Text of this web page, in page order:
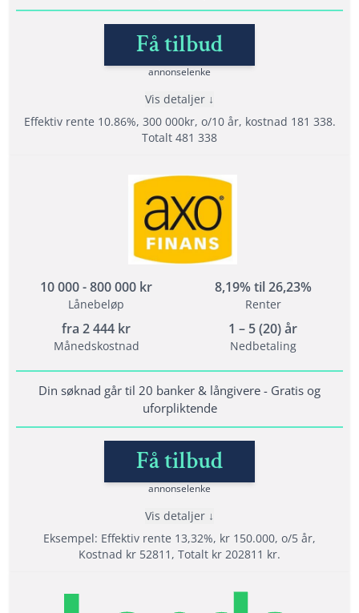
Nedbetalingstid: 1 - 15 år
Effektiv Rente: 5,01% – 25,00%
Les mer om DigiFinans →
Få tilbud
annonselenke
Effektiv rente 10.86%, 300 000kr, o/10 år, kostnad 181 338.
Totalt 481 338
Vis detaljer
Samarbeider med hele 18 långivere
4,8 av 5 i rating på Trustpilot (4,8)
Tilbyr refinansiering
Minimum alder: 20 år
Krav til inntekt: 120 000
Lånedetaljer
Nedbetalingstid: 1 - 20 år
Etableringsgebyr: 950 kr
Effektiv rente: 6,90% til 24,9%
Les mer om Uno Finans →
10 000 - 800 000 kr
Lånebeløp
8,19% til 26,23%
Renter
fra 2 444 kr
Månedskostnad
1 – 5 (20) år
Nedbetaling
Din søknad går til 20 banker & långivere - Gratis og
uforpliktende
Få tilbud
annonselenke
Eksempel: Effektiv rente 13,32%, kr 150.000, o/5 år,
Kostnad kr 52811, Totalt kr 202811 kr.
Vis detaljer
Fordeler